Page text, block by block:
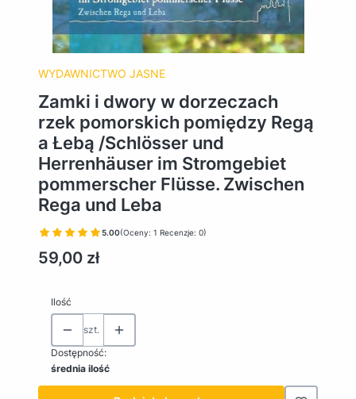
WYDAWNICTWO JASNE
Zamki i dwory w dorzeczach
rzek pomorskich pomiędzy Regą
a Łebą /Schlösser und
Herrenhäuser im Stromgebiet
pommerscher Flüsse. Zwischen
Rega und Leba
5.00(Oceny: 1 Recenzje: 0)
Cena
59,00 zł
Ilość
szt.
Dostępność:
średnia ilość